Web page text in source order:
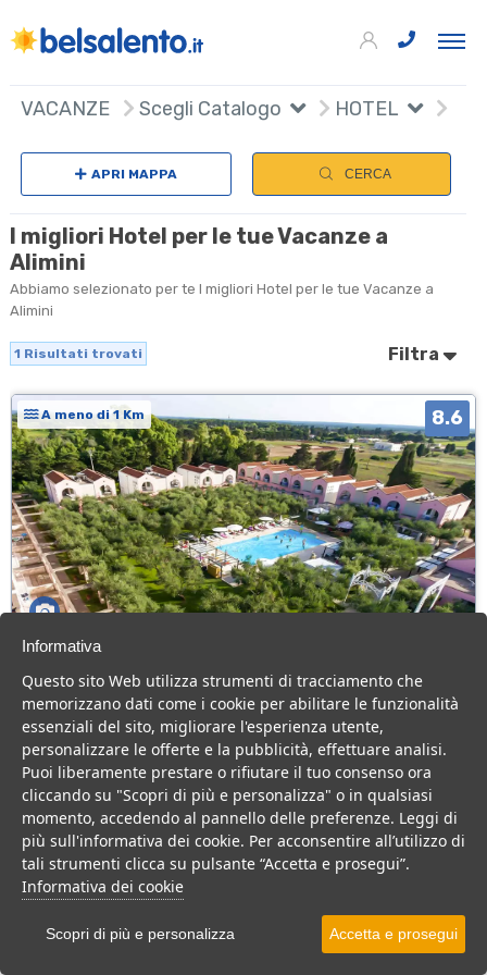
VACANZE Scegli Catalogo HOTEL
APRI MAPPA CERCA
I migliori Hotel per le tue Vacanze a
Alimini
Abbiamo selezionato per te I migliori Hotel per le tue Vacanze a
Alimini
1 Risultati trovati Filtra
A meno di 1 Km 8.6
Puglia > Salento > Otranto > Alimini
64 Camere
Caratteristico Villaggio in Salento, ideale per una vacanza in pieno
relax a pochi km dalla spiaggia.
Villaggio Hotel
VEDI SU MAPPA
+
Informativa
Questo sito Web utilizza strumenti di tracciamento che
memorizzano dati come i cookie per abilitare le funzionalità
essenziali del sito, migliorare l'esperienza utente,
personalizzare le offerte e la pubblicità, effettuare analisi.
Puoi liberamente prestare o rifiutare il tuo consenso ora
cliccando su "Scopri di più e personalizza" o in qualsiasi
momento, accedendo al pannello delle preferenze. Leggi di
più sull'informativa dei cookie. Per acconsentire all’utilizzo di
tali strumenti clicca su pulsante “Accetta e prosegui”.
Informativa dei cookie
Scopri di più e personalizza Accetta e prosegui